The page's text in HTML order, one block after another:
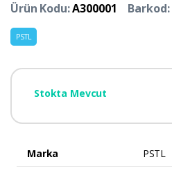
Ürün Kodu:A300001 Barkod:
PSTL
Stokta Mevcut
Marka PSTL